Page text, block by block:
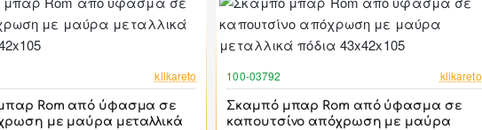
klikareto
Rom από ύφασμα σε
με μαύρα μεταλλικά
100-03792 klikareto
Σκαμπό μπαρ Rom από ύφασμα σε
καπουτσίνο απόχρωση με μαύρα